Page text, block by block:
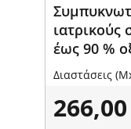
έως 90 %
Διαστάσεις